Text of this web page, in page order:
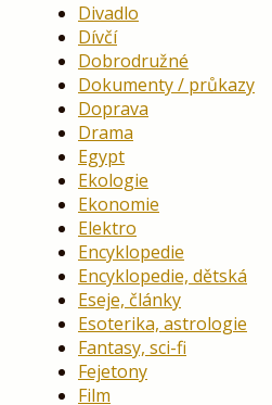
Divadlo
Dívčí
Dobrodružné
Dokumenty / průkazy
Doprava
Drama
Egypt
Ekologie
Ekonomie
Elektro
Encyklopedie
Encyklopedie, dětská
Eseje, články
Esoterika, astrologie
Fantasy, sci-fi
Fejetony
Film